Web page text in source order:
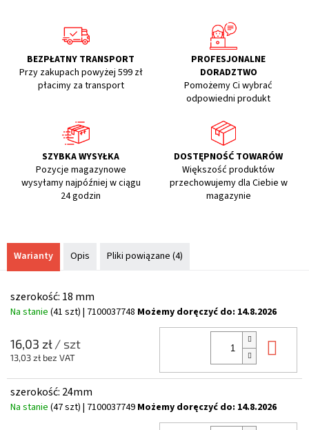
BEZPŁATNY TRANSPORT
Przy zakupach powyżej 599 zł
płacimy za transport
PROFESJONALNE
DORADZTWO
Pomożemy Ci wybrać
odpowiedni produkt
SZYBKA WYSYŁKA
Pozycje magazynowe
wysyłamy najpóźniej w ciągu
24 godzin
DOSTĘPNOŚĆ TOWARÓW
Większość produktów
przechowujemy dla Ciebie w
magazynie
Warianty Opis Pliki powiązane (4)
szerokość: 18 mm
Na stanie (41 szt) | 7100037748 Możemy doręczyć do: 14.8.2026
16,03 zł/ szt
13,03 zł bez VAT
szerokość: 24mm
Na stanie (47 szt) | 7100037749 Możemy doręczyć do: 14.8.2026